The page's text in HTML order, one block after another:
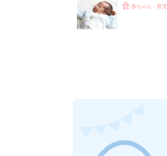
赤ちゃん・育児